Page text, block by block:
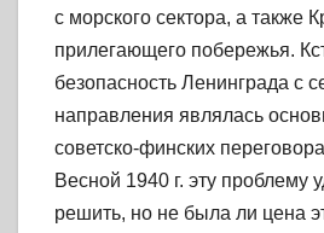
с морского сектора, а также
прилегающего побережья.
безопасность Ленинграда с
направления являлась
советско-финских
Весной 1940 г. эту проблему
решить, но не была ли цена